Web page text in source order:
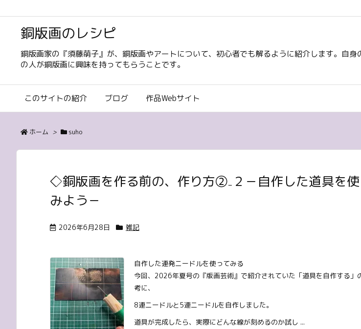
銅版画のレシピ
銅版画家の『須藤萌子』が、銅版画やアートについて、初心者でも解るように紹介します。自
の人が銅版画に興味を持ってもらうことです。
このサイトの紹介 ブログ 作品Webサイト
ホーム > suho
◇銅版画を作る前の、作り方②₋２－自作した道具を
みよう－
2026年6月28日 雑記
自作した連発ニードルを使ってみる
今回、2026年夏号の『版画芸術』で紹介されていた「道具を自作する」
考に、
8連ニードルと5連ニードルを自作しました。
道具が完成したら、実際にどんな線が刻めるのか試し ...